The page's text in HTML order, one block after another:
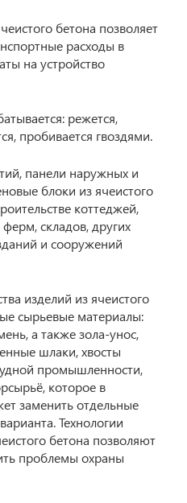
бетона позволяет
расходы в
на устройство
режется,
пробивается гвоздями.
панели наружных и
блоки из ячеистого
коттеджей,
складов, других
и сооружений
изделий из ячеистого
сырьевые материалы:
а также зола-унос,
шлаки, хвосты
промышленности,
которое в
заменить отдельные
Технологии
бетона позволяют
проблемы охраны